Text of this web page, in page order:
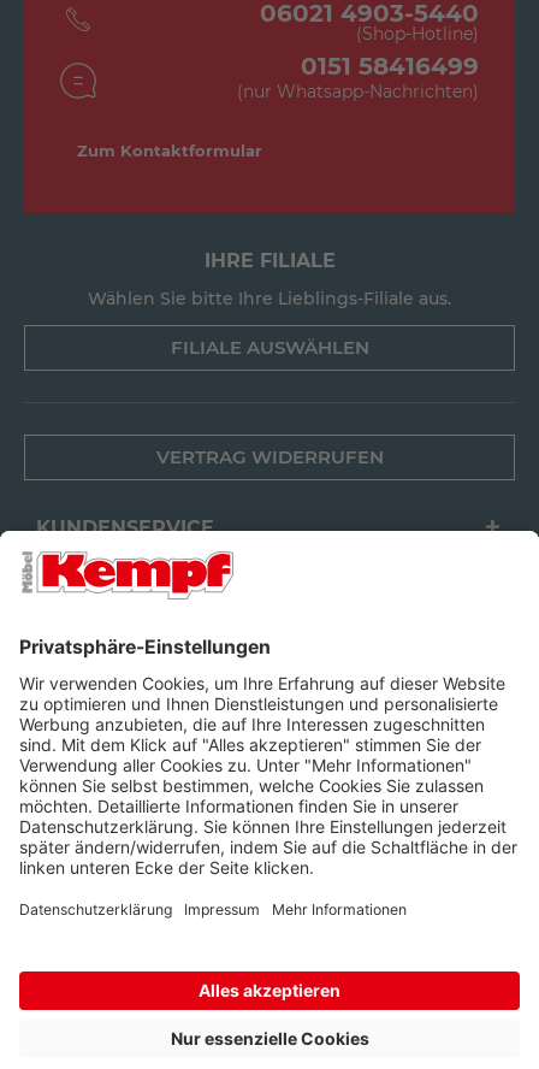
06021 4903-5440
(Shop-Hotline)
0151 58416499
(nur Whatsapp-Nachrichten)
Zum Kontaktformular
IHRE FILIALE
Wählen Sie bitte Ihre Lieblings-Filiale aus.
FILIALE AUSWÄHLEN
VERTRAG WIDERRUFEN
KUNDENSERVICE
FILIALEN
FOLGEN SIE UNS
Barrierefreiheit Cookie-Einstellungen Widerrufsrecht
Nachnahmegebühren, wenn nicht anders beschrieben.
* Wir nutzen Trusted Shops als unabhängigen Dienstleister für die
Einholung von Bewertungen. Trusted Shops hat Maßnahmen
getroffen, um sicherzustellen, dass es sich um echte